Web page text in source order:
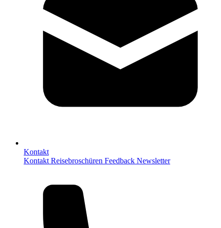
Kontakt
Kontakt Reisebroschüren Feedback Newsletter